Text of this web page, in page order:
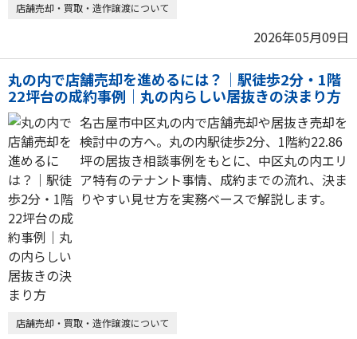
店舗売却・買取・造作譲渡について
2026年05月09日
丸の内で店舗売却を進めるには？｜駅徒歩2分・1階
22坪台の成約事例｜丸の内らしい居抜きの決まり方
名古屋市中区丸の内で店舗売却や居抜き売却を
検討中の方へ。丸の内駅徒歩2分、1階約22.86
坪の居抜き相談事例をもとに、中区丸の内エリ
ア特有のテナント事情、成約までの流れ、決ま
りやすい見せ方を実務ベースで解説します。
店舗売却・買取・造作譲渡について